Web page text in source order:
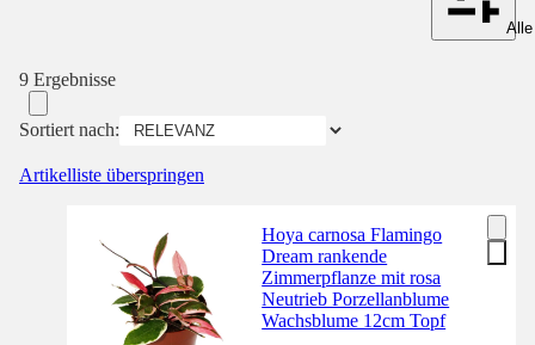
9 Ergebnisse
Sortiert nach:
Artikelliste überspringen
Hoya carnosa Flamingo
Dream rankende
Zimmerpflanze mit rosa
Neutrieb Porzellanblume
Wachsblume 12cm Topf